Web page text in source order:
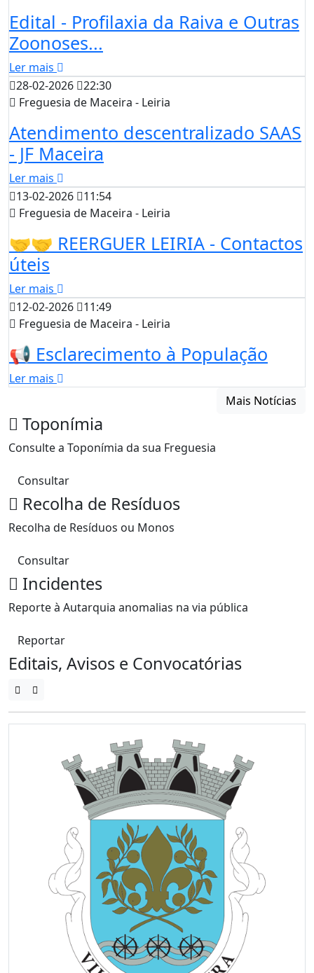
Edital - Profilaxia da Raiva e Outras
Zoonoses...
Ler mais
28-02-2026
22:30
Freguesia de Maceira - Leiria
Atendimento descentralizado SAAS
- JF Maceira
Ler mais
13-02-2026
11:54
Freguesia de Maceira - Leiria
🤝🤝 REERGUER LEIRIA - Contactos
úteis
Ler mais
12-02-2026
11:49
Freguesia de Maceira - Leiria
📢 Esclarecimento à População
Ler mais
Mais Notícias
Toponímia
Consulte a Toponímia da sua Freguesia
Consultar
Recolha de Resíduos
Recolha de Resíduos ou Monos
Consultar
Incidentes
Reporte à Autarquia anomalias na via pública
Reportar
Editais, Avisos e Convocatórias